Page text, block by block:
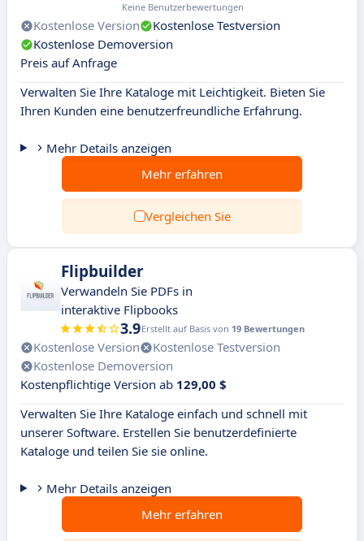
Keine Benutzerbewertungen
Kostenlose Version
Kostenlose Testversion
Kostenlose Demoversion
Preis auf Anfrage
Verwalten Sie Ihre Kataloge mit Leichtigkeit. Bieten Sie
Ihren Kunden eine benutzerfreundliche Erfahrung.
Mehr Details anzeigen
Mehr erfahren
Vergleichen Sie
Flipbuilder
Verwandeln Sie PDFs in
interaktive Flipbooks
3.9Erstellt auf Basis von 19 Bewertungen
Kostenlose Version
Kostenlose Testversion
Kostenlose Demoversion
Kostenpflichtige Version ab 129,00 $
Verwalten Sie Ihre Kataloge einfach und schnell mit
unserer Software. Erstellen Sie benutzerdefinierte
Kataloge und teilen Sie sie online.
Mehr Details anzeigen
Mehr erfahren